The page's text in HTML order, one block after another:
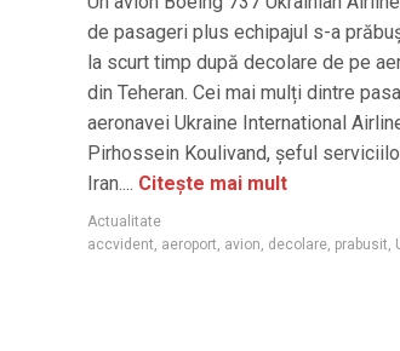
de pasageri plus echipajul s-a
la scurt timp după decolare de pe
din Teheran. Cei mai mulți dintre
aeronavei Ukraine International
Pirhossein Koulivand, șeful
Iran.... Citește mai mult
Actualitate
accvident aeroport avion decolare prabusit